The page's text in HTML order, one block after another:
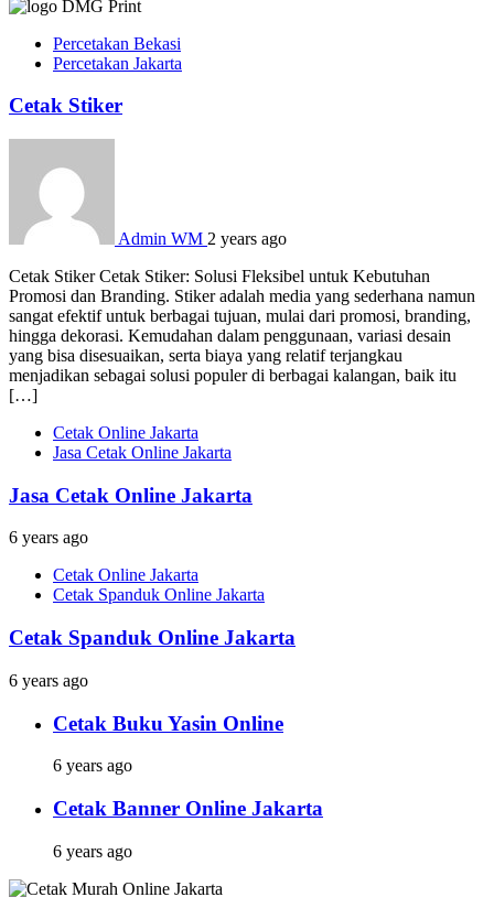
Percetakan Bekasi
Percetakan Jakarta
Cetak Stiker
Admin WM 2 years ago
Cetak Stiker Cetak Stiker: Solusi Fleksibel untuk Kebutuhan
Promosi dan Branding. Stiker adalah media yang sederhana namun
sangat efektif untuk berbagai tujuan, mulai dari promosi, branding,
hingga dekorasi. Kemudahan dalam penggunaan, variasi desain
yang bisa disesuaikan, serta biaya yang relatif terjangkau
menjadikan sebagai solusi populer di berbagai kalangan, baik itu
[…]
Cetak Online Jakarta
Jasa Cetak Online Jakarta
Jasa Cetak Online Jakarta
6 years ago
Cetak Online Jakarta
Cetak Spanduk Online Jakarta
Cetak Spanduk Online Jakarta
6 years ago
Cetak Buku Yasin Online
6 years ago
Cetak Banner Online Jakarta
6 years ago